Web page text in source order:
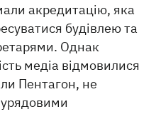
акредитацію, яка
будівлею та
Однак
медіа відмовилися
Пентагон, не